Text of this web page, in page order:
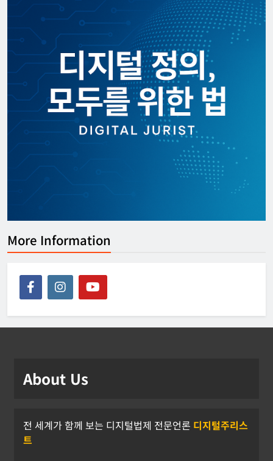
More Information
About Us
전 세계가 함께 보는 디지털법제 전문언론 디지털주리스
트